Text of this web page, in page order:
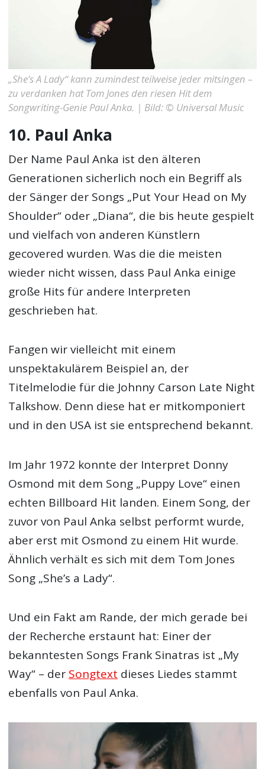
„She’s A Lady“ kann zumindest teilweise jeder mitsingen –
zu verdanken hat Tom Jones den riesen Hit dem
Songwriting-Genie Paul Anka. | Bild: © Universal Music
10. Paul Anka
Der Name Paul Anka ist den älteren
Generationen sicherlich noch ein Begriff als
der Sänger der Songs „Put Your Head on My
Shoulder“ oder „Diana“, die bis heute gespielt
und vielfach von anderen Künstlern
gecovered wurden. Was die die meisten
wieder nicht wissen, dass Paul Anka einige
große Hits für andere Interpreten
geschrieben hat.
Fangen wir vielleicht mit einem
unspektakulärem Beispiel an, der
Titelmelodie für die Johnny Carson Late Night
Talkshow. Denn diese hat er mitkomponiert
und in den USA ist sie entsprechend bekannt.
Im Jahr 1972 konnte der Interpret Donny
Osmond mit dem Song „Puppy Love“ einen
echten Billboard Hit landen. Einem Song, der
zuvor von Paul Anka selbst performt wurde,
aber erst mit Osmond zu einem Hit wurde.
Ähnlich verhält es sich mit dem Tom Jones
Song „She’s a Lady“.
Und ein Fakt am Rande, der mich gerade bei
der Recherche erstaunt hat: Einer der
bekanntesten Songs Frank Sinatras ist „My
Way“ – der Songtext dieses Liedes stammt
ebenfalls von Paul Anka.